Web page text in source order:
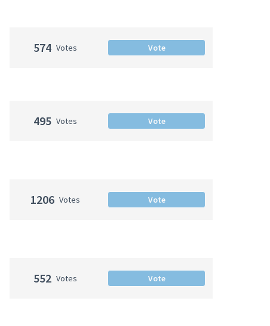
574 Votes Vote
495 Votes Vote
1206 Votes Vote
552 Votes Vote